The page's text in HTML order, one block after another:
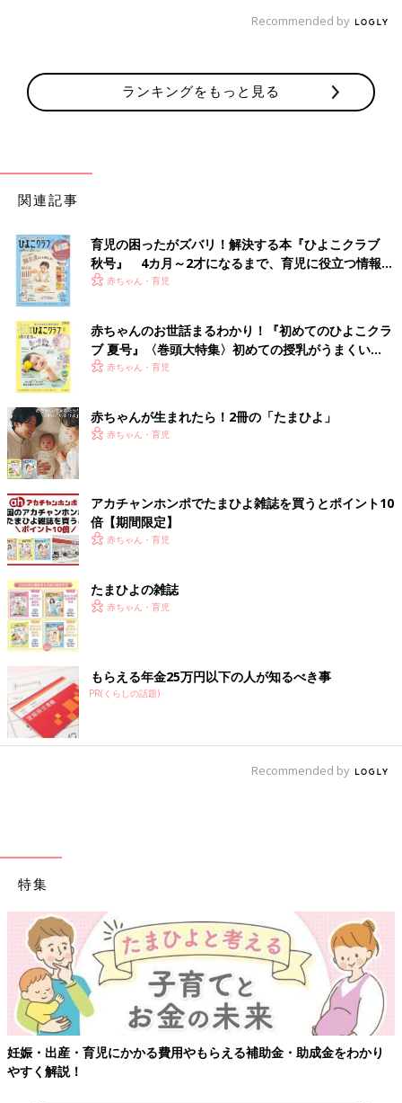
Recommended by
ランキングをもっと見る
関連記事
育児の困ったがズバリ！解決する本『ひよこクラブ
秋号』 4カ月～2才になるまで、育児に役立つ情報が
いっぱい！
赤ちゃん・育児
赤ちゃんのお世話まるわかり！『初めてのひよこクラ
ブ 夏号』〈巻頭大特集〉初めての授乳がうまくい
く！ おっぱい・ミルクの基本と夏のトラブル 解決テ
赤ちゃん・育児
赤ちゃんが生まれたら！2冊の「たまひよ」
赤ちゃん・育児
アカチャンホンポでたまひよ雑誌を買うとポイント10
倍【期間限定】
赤ちゃん・育児
たまひよの雑誌
赤ちゃん・育児
もらえる年金25万円以下の人が知るべき事
PR(くらしの話題)
Recommended by
特集
【ワクチン接種できるものも】妊婦の感染症対策、知っておいて！